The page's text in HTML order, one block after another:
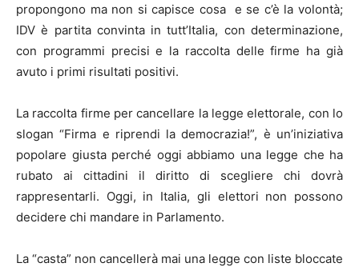
propongono ma non si capisce cosa e se c’è la volontà;
IDV è partita convinta in tutt’Italia, con determinazione,
con programmi precisi e la raccolta delle firme ha già
avuto i primi risultati positivi.
La raccolta firme per cancellare la legge elettorale, con lo
slogan “Firma e riprendi la democrazia!”, è un’iniziativa
popolare giusta perché oggi abbiamo una legge che ha
rubato ai cittadini il diritto di scegliere chi dovrà
rappresentarli. Oggi, in Italia, gli elettori non possono
decidere chi mandare in Parlamento.
La “casta” non cancellerà mai una legge con liste bloccate